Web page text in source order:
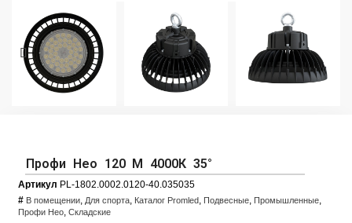
Профи Нео 120 M 4000К 35°
Артикул PL-1802.0002.0120-40.035035
# В помещении, Для спорта, Каталог Promled, Подвесные, Промышленные,
Профи Нео, Складские